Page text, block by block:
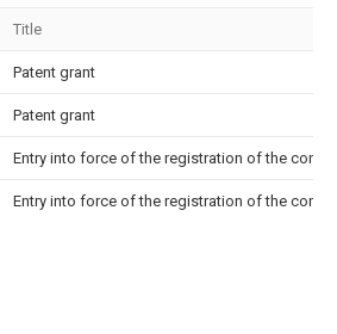
Title
Patent grant
Patent grant
Entry into force of the registration of the
Entry into force of the registration of the